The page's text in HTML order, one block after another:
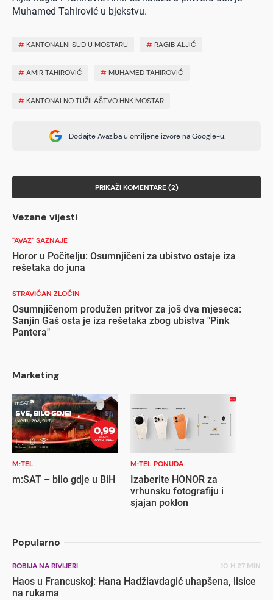
Muhamed Tahirović u bjekstvu.
# KANTONALNI SUD U MOSTARU # RAGIB ALJIĆ
#AMIR TAHIROVIĆ # MUHAMED TAHIROVIĆ
# KANTONALNO TUŽILAŠTVO HNK MOSTAR
Dodajte Avaz.ba u omiljene izvore na Google-u.
PRIKAŽI KOMENTARE (2)
Vezane vijesti
"AVAZ" SAZNAJE
Horor u Počitelju: Osumnjičeni za ubistvo ostaje iza
rešetaka do juna
STRAVIČAN ZLOČIN
Osumnjičenom produžen pritvor za još dva mjeseca:
Sanjin Gaš osta je iza rešetaka zbog ubistva "Pink
Pantera"
Marketing
M:TEL
m:SAT – bilo gdje u BiH
M:TEL PONUDA
Izaberite HONOR za
vrhunsku fotografiju i
sjajan poklon
Popularno
ROBIJA NA RIVIJERI 10 H 27 MIN
Haos u Francuskoj: Hana Hadžiavdagić uhapšena, lisice
na rukama